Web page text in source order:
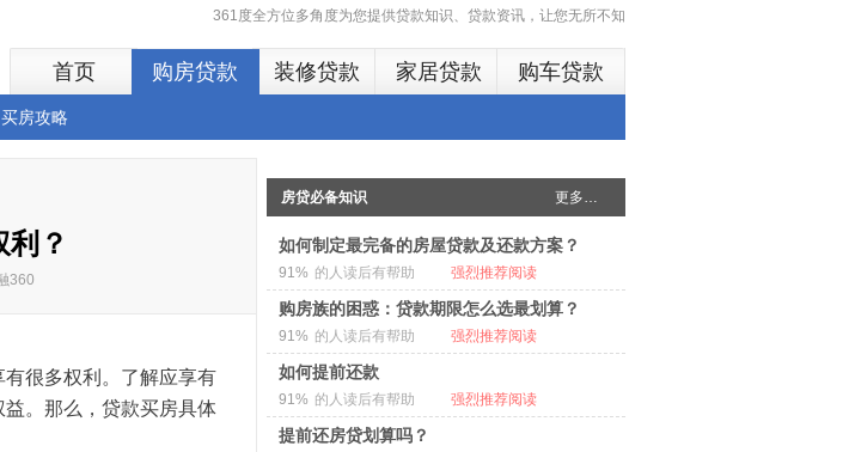
361度全方位多角度为您提供贷款知识、贷款资讯，让您无所不知
首页 购房贷款 装修贷款 家居贷款 购车贷款
买房攻略
？
360
很多权利。了解应享有
。那么，贷款买房具体
房贷必备知识 更多…
如何制定最完备的房屋贷款及还款方案？
91% 的人读后有帮助 强烈推荐阅读
购房族的困惑：贷款期限怎么选最划算？
91% 的人读后有帮助 强烈推荐阅读
如何提前还款
91% 的人读后有帮助 强烈推荐阅读
提前还房贷划算吗？